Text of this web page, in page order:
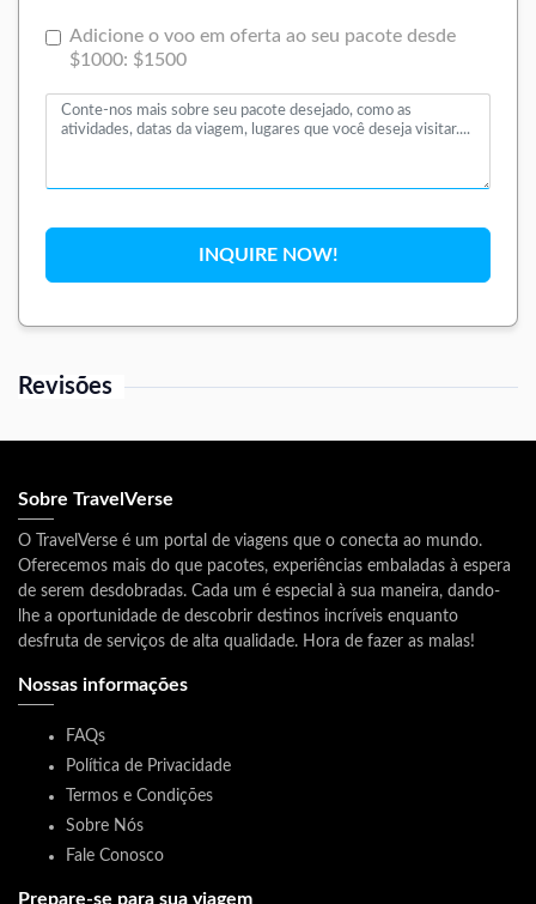
Adicione o voo em oferta ao seu pacote desde
$1000: $1500
INQUIRE NOW!
Revisões
Sobre TravelVerse
O TravelVerse é um portal de viagens que o conecta ao mundo.
Oferecemos mais do que pacotes, experiências embaladas à espera
de serem desdobradas. Cada um é especial à sua maneira, dando-
lhe a oportunidade de descobrir destinos incríveis enquanto
desfruta de serviços de alta qualidade. Hora de fazer as malas!
Nossas informações
FAQs
Política de Privacidade
Termos e Condições
Sobre Nós
Fale Conosco
Prepare-se para sua viagem